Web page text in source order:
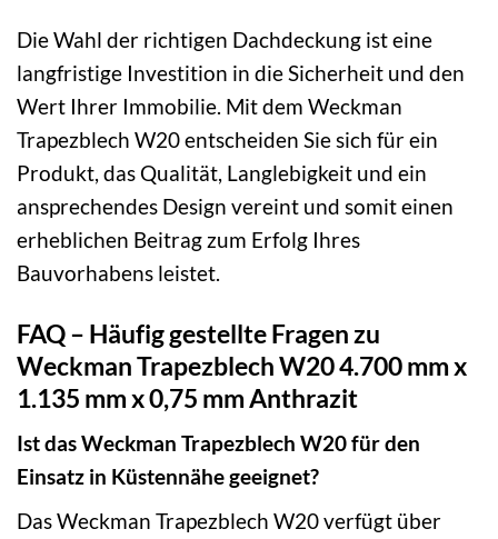
Die Wahl der richtigen Dachdeckung ist eine
langfristige Investition in die Sicherheit und den
Wert Ihrer Immobilie. Mit dem Weckman
Trapezblech W20 entscheiden Sie sich für ein
Produkt, das Qualität, Langlebigkeit und ein
ansprechendes Design vereint und somit einen
erheblichen Beitrag zum Erfolg Ihres
Bauvorhabens leistet.
FAQ – Häufig gestellte Fragen zu
Weckman Trapezblech W20 4.700 mm x
1.135 mm x 0,75 mm Anthrazit
Ist das Weckman Trapezblech W20 für den
Einsatz in Küstennähe geeignet?
Das Weckman Trapezblech W20 verfügt über